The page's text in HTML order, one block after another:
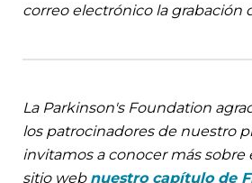
correo electrónico la grabación
La Parkinson's Foundation
los patrocinadores de nuestro
invitamos a conocer más sobre
sitio web nuestro capítulo de